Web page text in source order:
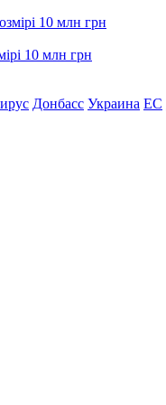
10 млн грн
Донбасс Украина ЕС